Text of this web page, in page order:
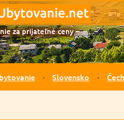
za prijateľné ceny –
Slovensko